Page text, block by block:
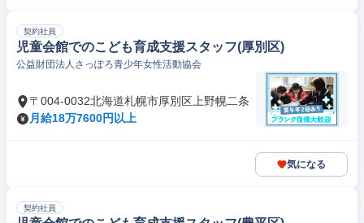
契約社員
児童会館でのこども育成支援スタッフ(厚別区)
公益財団法人さっぽろ青少年女性活動協会
〒004-0032北海道札幌市厚別区上野幌二条
月給18万7600円以上
気になる
契約社員